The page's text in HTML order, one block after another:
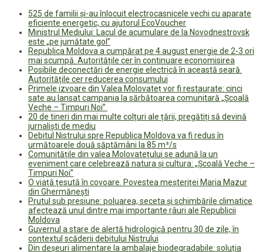
525 de familii și-au înlocuit electrocasnicele vechi cu aparate
eficiente energetic, cu ajutorul EcoVoucher
Ministrul Mediului: Lacul de acumulare de la Novodnestrovsk
este „pe jumătate gol”
Republica Moldova a cumpărat pe 4 august energie de 2-3 ori
mai scumpă. Autoritățile cer în continuare economisirea
Posibile deconectări de energie electrică în această seară.
Autoritățile cer reducerea consumului
Primele izvoare din Valea Molovateț vor fi restaurate: cinci
sate au lansat campania la sărbătoarea comunitară „Școală
Veche – Timpuri Noi”
20 de tineri din mai multe colțuri ale țării, pregătiți să devină
jurnaliști de mediu
Debitul Nistrului spre Republica Moldova va fi redus în
următoarele două săptămâni la 85 m³/s
Comunitățile din valea Molovatețului se adună la un
eveniment care celebrează natura și cultura: „Școală Veche –
Timpuri Noi”
O viață țesută în covoare. Povestea meșteriței Maria Mazur
din Ghermănești
Prutul sub presiune: poluarea, seceta și schimbările climatice
afectează unul dintre mai importante râuri ale Republicii
Moldova
Guvernul a stare de alertă hidrologică pentru 30 de zile, în
contextul scăderii debitului Nistrului
Din deșeuri alimentare la ambalaje biodegradabile: soluția